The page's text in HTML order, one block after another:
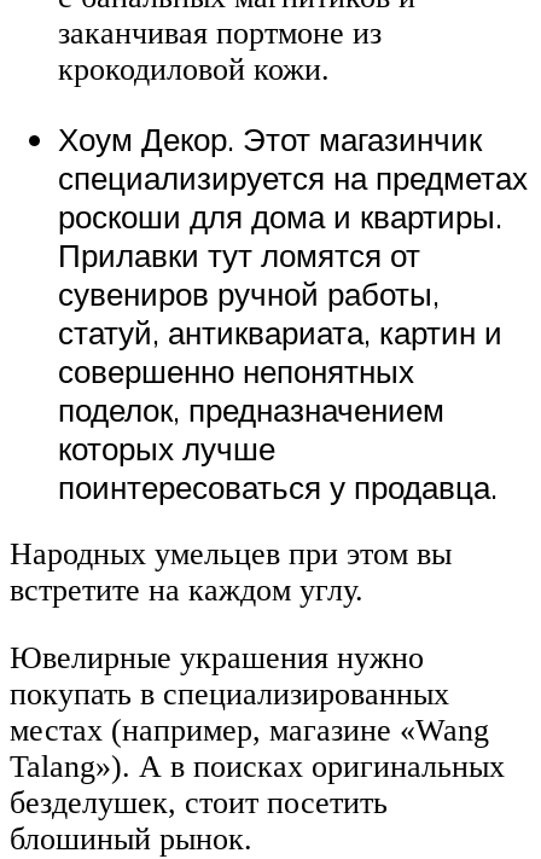
заканчивая портмоне из
крокодиловой кожи.
Хоум Декор. Этот магазинчик
специализируется на предметах
роскоши для дома и квартиры.
Прилавки тут ломятся от
сувениров ручной работы,
статуй, антиквариата, картин и
совершенно непонятных
поделок, предназначением
которых лучше
поинтересоваться у продавца.
Народных умельцев при этом вы
встретите на каждом углу.
Ювелирные украшения нужно
покупать в специализированных
местах (например, магазине «Wang
Talang»). А в поисках оригинальных
безделушек, стоит посетить
блошиный рынок.